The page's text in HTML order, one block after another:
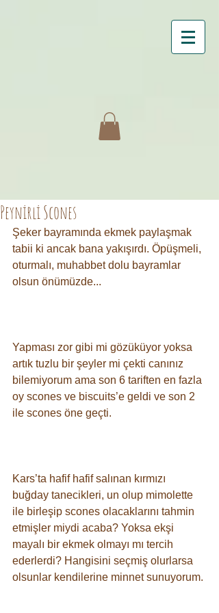
Peynirli Scones
Şeker bayramında ekmek paylaşmak
tabii ki ancak bana yakışırdı. Öpüşmeli,
oturmalı, muhabbet dolu bayramlar
olsun önümüzde...⠀
Yapması zor gibi mi gözüküyor yoksa
artık tuzlu bir şeyler mi çekti canınız
bilemiyorum ama son 6 tariften en fazla
oy scones ve biscuits’e geldi ve son 2
ile scones öne geçti. ⠀
Kars’ta hafif hafif salınan kırmızı
buğday tanecikleri, un olup mimolette
ile birleşip scones olacaklarını tahmin
etmişler miydi acaba? Yoksa ekşi
mayalı bir ekmek olmayı mı tercih
ederlerdi? Hangisini seçmiş olurlarsa
olsunlar kendilerine minnet sunuyorum.